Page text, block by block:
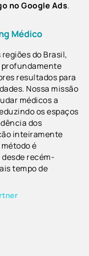
no Google Ads.
Médico
do Brasil,
profundamente
resultados para
Nossa missão
médicos a
os espaços
dos
inteiramente
é
recém-
tempo de